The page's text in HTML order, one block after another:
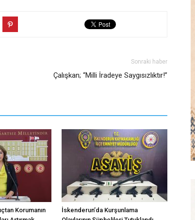
Sonraki haber
Çalışkan; “Milli İradeye Saygısızlıktır!”
Korumanın
İskenderun’da Kurşunlama